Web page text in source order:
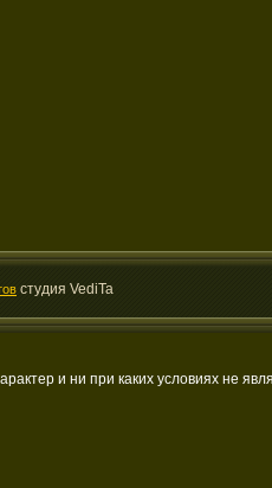
студия VediTa
и ни при каких условиях не